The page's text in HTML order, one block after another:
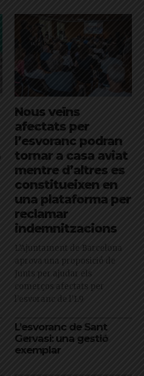
Nous veïns
afectats per
l’esvoranc podran
tornar a casa aviat
mentre d’altres es
constitueixen en
una plataforma per
reclamar
indemnitzacions
L’Ajuntament de Barcelona
aprova una proposició de
Junts per ajudar els
comerços afectats per
l'esvoranc de l'L9
L’esvoranc de Sant
Gervasi: una gestió
exemplar